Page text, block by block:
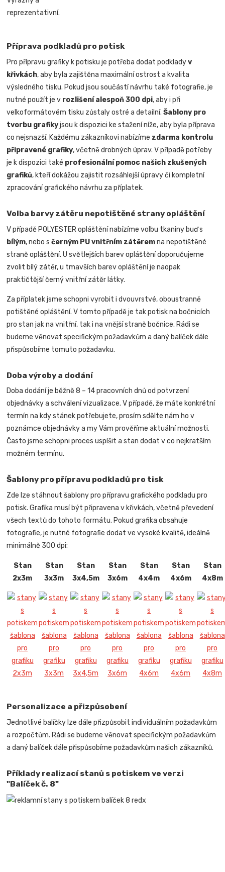
reprezentativní.
Příprava podkladů pro potisk
Pro přípravu grafiky k potisku je potřeba dodat podkladyv
křivkách, aby byla zajištěna maximální ostrost a kvalita
výsledného tisku. Pokud jsou součástí návrhu také fotografie, je
nutné použít je v rozlišení alespoň 300 dpi, aby i při
velkoformátovém tisku zůstaly ostré a detailní.Šablony pro
tvorbu grafikyjsou k dispozici ke stažení níže, aby byla příprava
co nejsnazší. Každému zákazníkovi nabízíme zdarma kontrolu
připravené grafiky, včetně drobných úprav. V případě potřeby
je k dispozici také profesionální pomoc našich zkušených
grafiků, kteří dokážou zajistit rozsáhlejší úpravy či kompletní
zpracování grafického návrhu za příplatek.
Volba barvy zátěru nepotištěné strany opláštění
V případě POLYESTER opláštění nabízíme volbu tkaniny buď s
bílým, nebo sčerným PU vnitřním zátěremna nepotištěné
straně opláštění. U světlejších barev opláštění doporučujeme
zvolit bílý zátěr, u tmavších barev opláštění je naopak
praktičtější černý vnitřní zátěr látky.
Za příplatek jsme schopni vyrobit i dvouvrstvé, oboustranně
potištěné opláštění. V tomto případě je tak potisk na bočnicích
pro stan jak na vnitřní, tak i na vnější straně bočnice. Rádi se
budeme věnovat specifickým požadavkům a daný balíček dále
přispůsobíme tomuto požadavku.
Doba výroby a dodání
Doba dodání je běžně 8 – 14 pracovních dnů od potvrzení
objednávky a schválení vizualizace. V případě, že máte konkrétní
termín na kdy stánek potřebujete, prosím sdělte nám ho v
poznámce objednávky a my Vám prověříme aktuální možnosti.
Často jsme schopni proces uspíšit a stan dodat v co nejkratším
možném termínu.
Šablony pro přípravu podkladů pro tisk
Zde lze stáhnout šablony pro přípravu grafického podkladu pro
potisk. Grafika musí být připravena v křivkách, včetně převedení
všech textů do tohoto formátu. Pokud grafika obsahuje
fotografie, je nutné fotografie dodat ve vysoké kvalitě, ideálně
minimálně 300 dpi:
Stan
2x3m
Stan
3x3m
Stan
3x4,5m
Stan
3x6m
Stan
4x4m
Stan
4x6m
Stan
4x8m
Personalizace a přizpůsobení
Jednotlivé balíčky lze dále přizpůsobit individuálním požadavkům
a rozpočtům. Rádi se budeme věnovat specifickým požadavkům
a daný balíček dále přispůsobíme požadavkům našich zákazníků.
Příklady realizací stanů s potiskem ve verzi
"Balíček č. 8"